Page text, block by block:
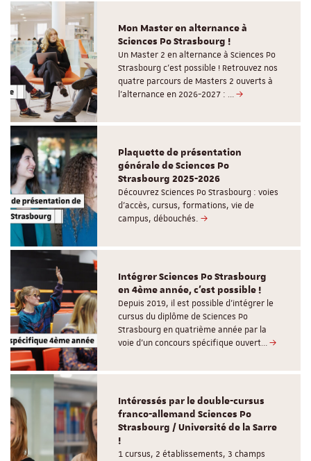
Mon Master en alternance à
Sciences Po Strasbourg !
Un Master 2 en alternance à Sciences Po
Strasbourg c'est possible ! Retrouvez nos
quatre parcours de Masters 2 ouverts à
l'alternance en 2026-2027 : …
Plaquette de présentation
générale de Sciences Po
Strasbourg 2025-2026
Découvrez Sciences Po Strasbourg : voies
d'accès, cursus, formations, vie de
campus, débouchés.
Intégrer Sciences Po Strasbourg
en 4ème année, c'est possible !
Depuis 2019, il est possible d’intégrer le
cursus du diplôme de Sciences Po
Strasbourg en quatrième année par la
voie d’un concours spécifique ouvert…
Intéressés par le double-cursus
franco-allemand Sciences Po
Strasbourg / Université de la Sarre
!
1 cursus, 2 établissements, 3 champs